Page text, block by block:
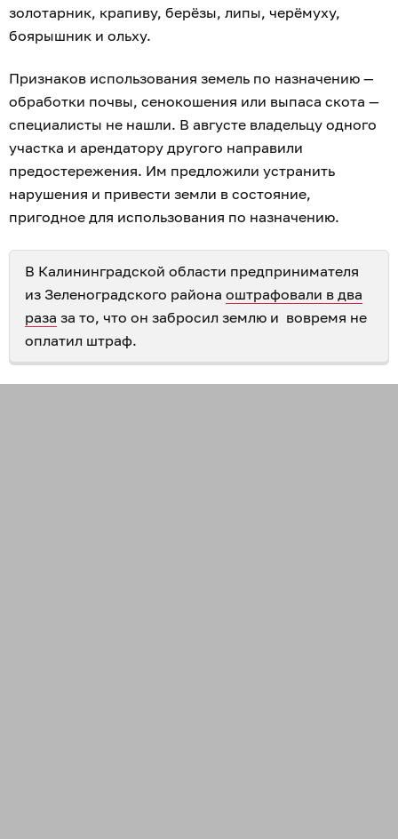
золотарник, крапиву, берёзы, липы, черёмуху,
боярышник и ольху.
Признаков использования земель по назначению —
обработки почвы, сенокошения или выпаса скота —
специалисты не нашли. В августе владельцу одного
участка и арендатору другого направили
предостережения. Им предложили устранить
нарушения и привести земли в состояние,
пригодное для использования по назначению.
В Калининградской области предпринимателя
из Зеленоградского района оштрафовали в два
раза за то, что он забросил землю и вовремя не
оплатил штраф.